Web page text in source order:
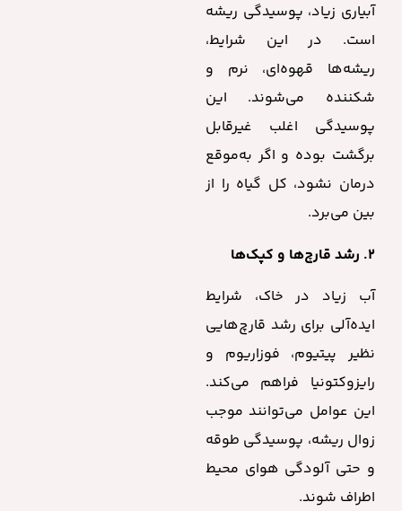
آبیاری زیاد، پوسیدگی ریشه
است. در این شرایط،
ریشه‌ها قهوه‌ای، نرم و
شکننده می‌شوند. این
پوسیدگی اغلب غیرقابل
برگشت بوده و اگر به‌موقع
درمان نشود، کل گیاه را از
بین می‌برد.
۲. رشد قارچ‌ها و کپک‌ها
آب زیاد در خاک، شرایط
ایده‌آلی برای رشد قارچ‌هایی
نظیر پیتیوم، فوزاریوم و
رایزوکتونیا فراهم می‌کند.
این عوامل می‌توانند موجب
زوال ریشه، پوسیدگی طوقه
و حتی آلودگی هوای محیط
اطراف شوند.